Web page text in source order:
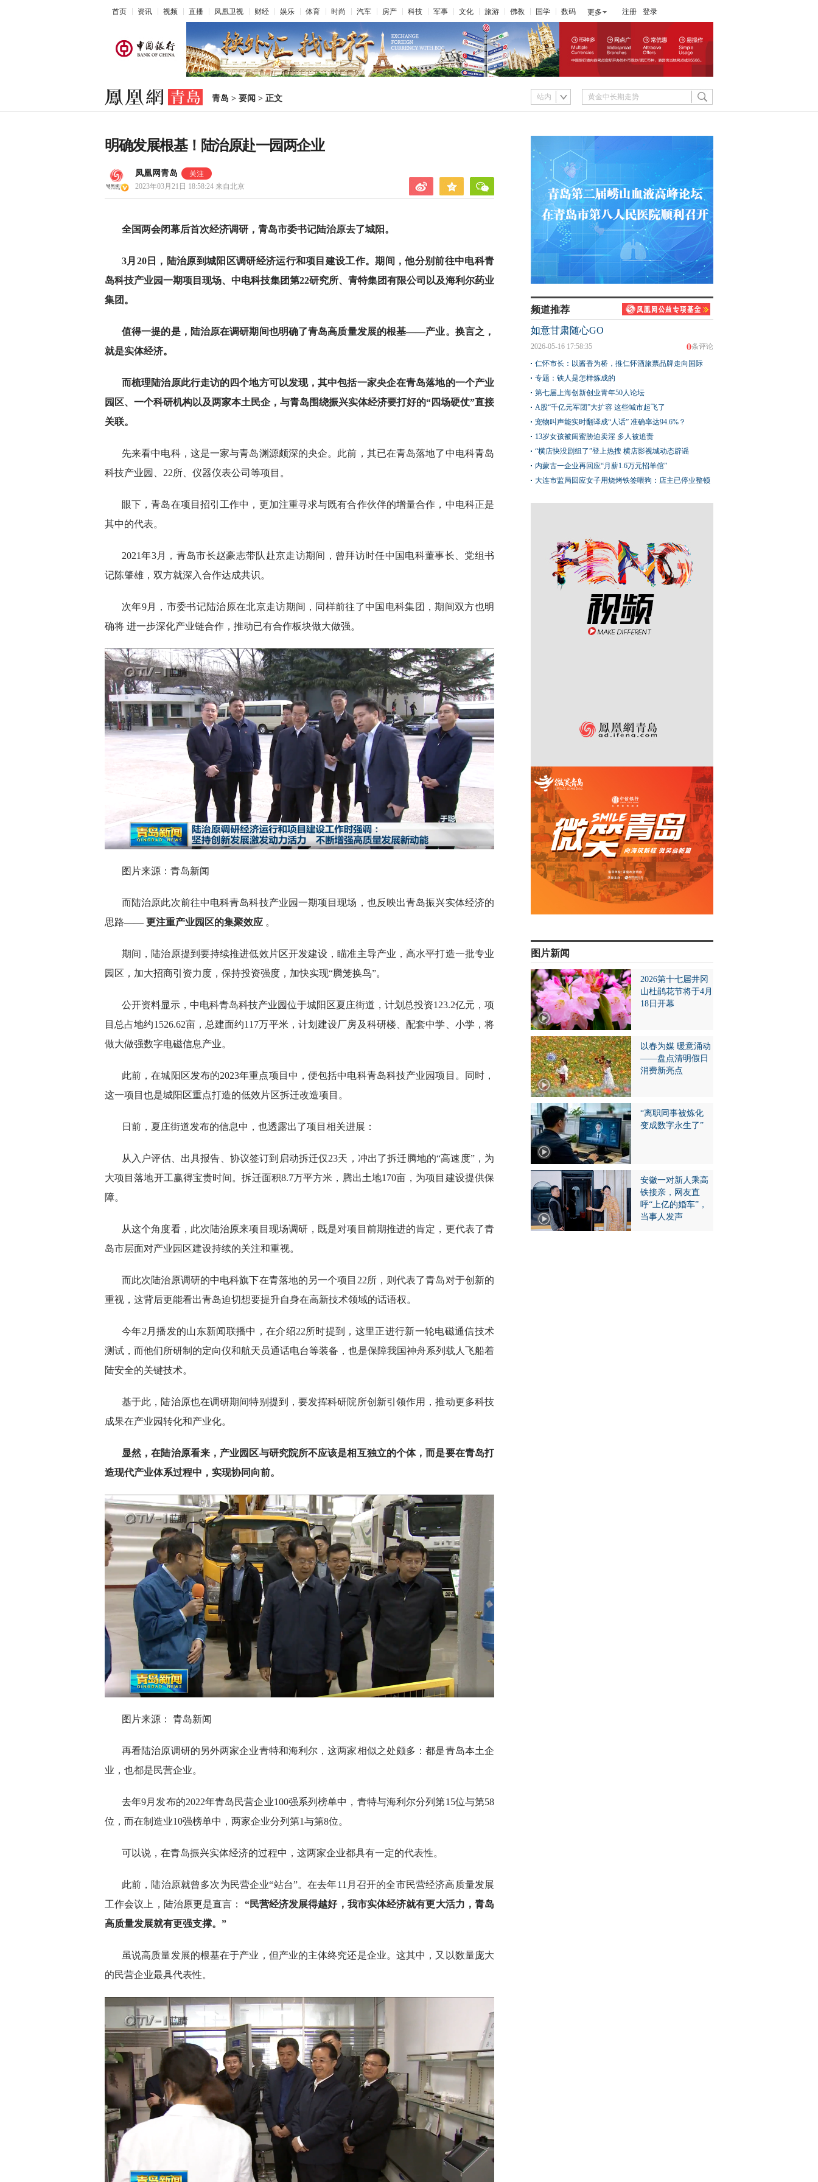
首页 资讯 视频 直播 凤凰卫视 财经 娱乐 体育 时尚 汽车 房产 科技 军事 文化 旅游 佛教 国学 数码 更多 注册 登录
青岛 > 要闻 > 正文 站内
明确发展根基！陆治原赴一园两企业
凤凰网青岛
2023年03月21日 18:58:24 来自北京
全国两会闭幕后首次经济调研，青岛市委书记陆治原去了城阳。
3月20日，陆治原到城阳区调研经济运行和项目建设工作。期间，他分别前往中电科青
岛科技产业园一期项目现场、中电科技集团第22研究所、青特集团有限公司以及海利尔药业
集团。
值得一提的是，陆治原在调研期间也明确了青岛高质量发展的根基——产业。换言之，
就是实体经济。
而梳理陆治原此行走访的四个地方可以发现，其中包括一家央企在青岛落地的一个产业
园区、一个科研机构以及两家本土民企，与青岛围绕振兴实体经济要打好的“四场硬仗”直接
关联。
先来看中电科，这是一家与青岛渊源颇深的央企。此前，其已在青岛落地了中电科青岛
科技产业园、22所、仪器仪表公司等项目。
眼下，青岛在项目招引工作中，更加注重寻求与既有合作伙伴的增量合作，中电科正是
其中的代表。
2021年3月，青岛市长赵豪志带队赴京走访期间，曾拜访时任中国电科董事长、党组书
记陈肇雄，双方就深入合作达成共识。
次年9月，市委书记陆治原在北京走访期间，同样前往了中国电科集团，期间双方也明
确将 进一步深化产业链合作，推动已有合作板块做大做强。
图片来源：青岛新闻
而陆治原此次前往中电科青岛科技产业园一期项目现场，也反映出青岛振兴实体经济的
思路—— 更注重产业园区的集聚效应 。
期间，陆治原提到要持续推进低效片区开发建设，瞄准主导产业，高水平打造一批专业
园区，加大招商引资力度，保持投资强度，加快实现“腾笼换鸟”。
公开资料显示，中电科青岛科技产业园位于城阳区夏庄街道，计划总投资123.2亿元，项
目总占地约1526.62亩，总建面约117万平米，计划建设厂房及科研楼、配套中学、小学，将
做大做强数字电磁信息产业。
此前，在城阳区发布的2023年重点项目中，便包括中电科青岛科技产业园项目。同时，
这一项目也是城阳区重点打造的低效片区拆迁改造项目。
日前，夏庄街道发布的信息中，也透露出了项目相关进展：
从入户评估、出具报告、协议签订到启动拆迁仅23天，冲出了拆迁腾地的“高速度”，为
大项目落地开工赢得宝贵时间。拆迁面积8.7万平方米，腾出土地170亩，为项目建设提供保
障。
从这个角度看，此次陆治原来项目现场调研，既是对项目前期推进的肯定，更代表了青
岛市层面对产业园区建设持续的关注和重视。
而此次陆治原调研的中电科旗下在青落地的另一个项目22所，则代表了青岛对于创新的
重视，这背后更能看出青岛迫切想要提升自身在高新技术领域的话语权。
今年2月播发的山东新闻联播中，在介绍22所时提到，这里正进行新一轮电磁通信技术
测试，而他们所研制的定向仪和航天员通话电台等装备，也是保障我国神舟系列载人飞船着
陆安全的关键技术。
基于此，陆治原也在调研期间特别提到，要发挥科研院所创新引领作用，推动更多科技
成果在产业园转化和产业化。
显然，在陆治原看来，产业园区与研究院所不应该是相互独立的个体，而是要在青岛打
造现代产业体系过程中，实现协同向前。
图片来源： 青岛新闻
再看陆治原调研的另外两家企业青特和海利尔，这两家相似之处颇多：都是青岛本土企
业，也都是民营企业。
去年9月发布的2022年青岛民营企业100强系列榜单中，青特与海利尔分列第15位与第58
位，而在制造业10强榜单中，两家企业分列第1与第8位。
可以说，在青岛振兴实体经济的过程中，这两家企业都具有一定的代表性。
此前，陆治原就曾多次为民营企业“站台”。在去年11月召开的全市民营经济高质量发展
工作会议上，陆治原更是直言： “民营经济发展得越好，我市实体经济就有更大活力，青岛
高质量发展就有更强支撑。”
虽说高质量发展的根基在于产业，但产业的主体终究还是企业。这其中，又以数量庞大
的民营企业最具代表性。
频道推荐
如意甘肃随心GO
0条评论
2026-05-16 17:58:35
仁怀市长：以酱香为桥，推仁怀酒旅票品牌走向国际
专题：铁人是怎样炼成的
第七届上海创新创业青年50人论坛
A股“千亿元军团”大扩容 这些城市起飞了
宠物叫声能实时翻译成“人话” 准确率达94.6%？
13岁女孩被闺蜜胁迫卖淫 多人被追责
“横店快没剧组了”登上热搜 横店影视城动态辟谣
内蒙古一企业再回应“月薪1.6万元招羊倌”
大连市监局回应女子用烧烤铁签喂狗：店主已停业整顿
图片新闻
2026第十七届井冈
山杜鹃花节将于4月
18日开幕
以春为媒 暖意涌动
——盘点清明假日
消费新亮点
“离职同事被炼化
变成数字永生了”
安徽一对新人乘高
铁接亲，网友直
呼“上亿的婚车”，
当事人发声